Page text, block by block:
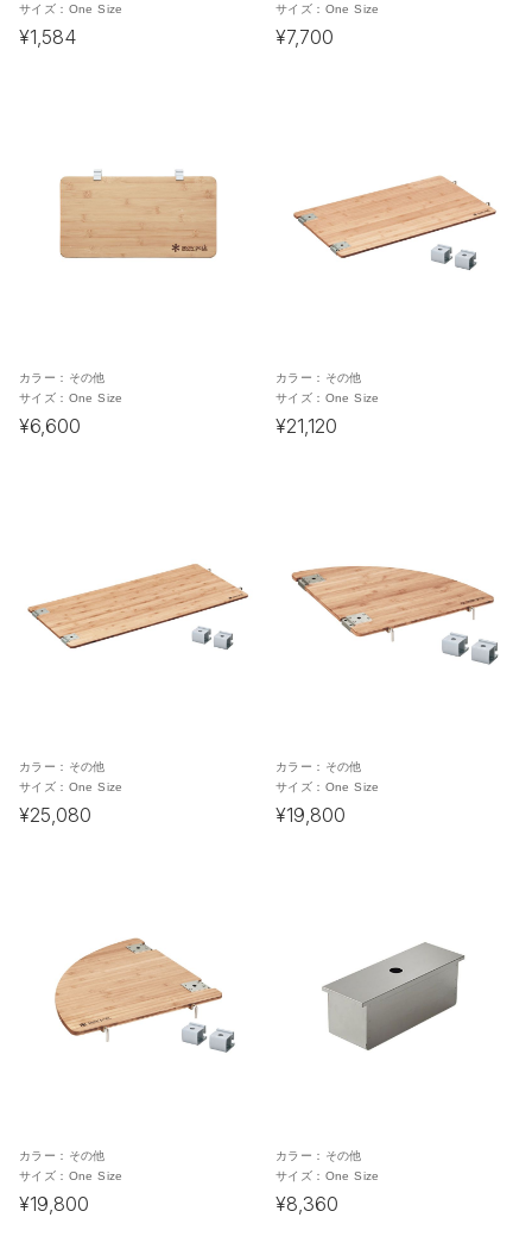
サイズ： One Size
¥1,584
サイズ： One Size
¥7,700
カラー： その他
サイズ： One Size
¥6,600
カラー： その他
サイズ： One Size
¥21,120
カラー： その他
サイズ： One Size
¥25,080
カラー： その他
サイズ： One Size
¥19,800
カラー： その他
サイズ： One Size
¥19,800
カラー： その他
サイズ： One Size
¥8,360